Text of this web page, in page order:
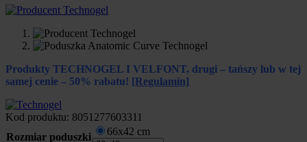
Produkty TECHNOGEL I VELFONT, drugi – tańszy lub w tej
samej cenie – 50% rabatu! [Regulamin]
Kod produktu: 8051277603311
Rozmiar poduszki
66x42 cm